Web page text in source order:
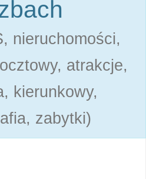
nieruchomości,
atrakcje,
kierunkowy,
zabytki)